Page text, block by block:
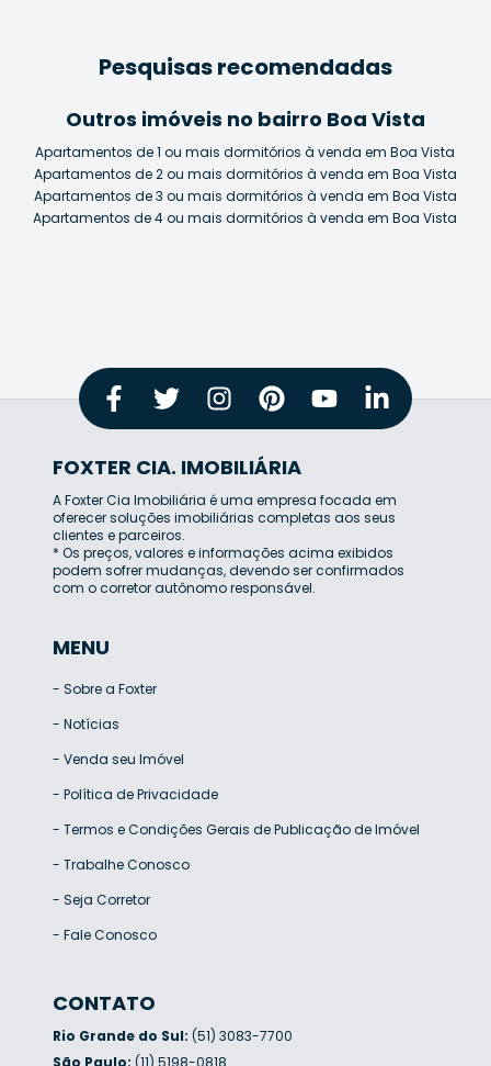
Pesquisas recomendadas
Outros imóveis no bairro Boa Vista
Apartamentos de 1 ou mais dormitórios à venda em Boa Vista
Apartamentos de 2 ou mais dormitórios à venda em Boa Vista
Apartamentos de 3 ou mais dormitórios à venda em Boa Vista
Apartamentos de 4 ou mais dormitórios à venda em Boa Vista
FOXTER CIA. IMOBILIÁRIA
A Foxter Cia Imobiliária é uma empresa focada em
oferecer soluções imobiliárias completas aos seus
clientes e parceiros.
* Os preços, valores e informações acima exibidos
podem sofrer mudanças, devendo ser confirmados
com o corretor autônomo responsável.
MENU
- Sobre a Foxter
- Notícias
- Venda seu Imóvel
- Política de Privacidade
- Termos e Condições Gerais de Publicação de Imóvel
- Trabalhe Conosco
- Seja Corretor
- Fale Conosco
CONTATO
Rio Grande do Sul: (51) 3083-7700